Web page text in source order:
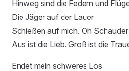
Hinweg sind die Federn und
Die Jäger auf der Lauer
Schießen auf mich. Oh Schauder!
Aus ist die Lieb. Groß ist die
Endet mein schweres Los